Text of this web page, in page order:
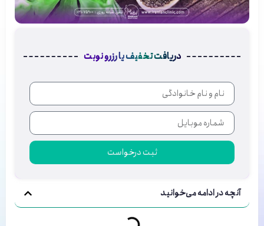
دریافت تخفیف یا رزرو نوبت
ثبت درخواست
آنچه در ادامه می‌خوانید